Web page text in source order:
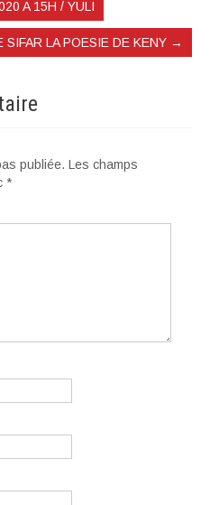
A 15H / YULI
SIFAR LA POESIE DE KENY →
publiée. Les champs
*